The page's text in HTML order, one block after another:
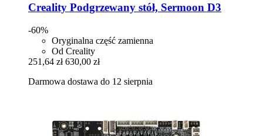
Creality Podgrzewany stół, Sermoon D3
-60%
Oryginalna część zamienna
Od Creality
251,64 zł 630,00 zł
Darmowa dostawa do 12 sierpnia